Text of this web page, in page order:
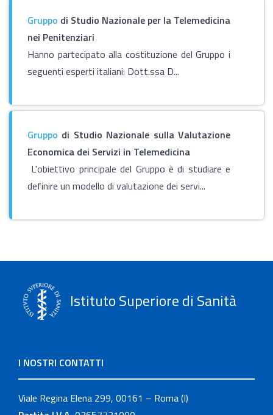
Gruppo di Studio Nazionale per la Telemedicina
nei Penitenziari
Hanno partecipato alla costituzione del Gruppo i
seguenti esperti italiani: Dott.ssa D...
Gruppo di Studio Nazionale sulla Valutazione
Economica dei Servizi in Telemedicina
L'obiettivo principale del Gruppo è di studiare e
definire un modello di valutazione dei servi...
Istituto Superiore di Sanità
I NOSTRI CONTATTI
Viale Regina Elena 299, 00161 – Roma (I)